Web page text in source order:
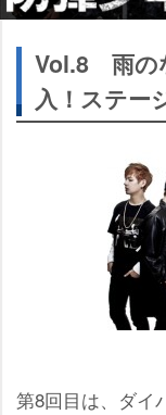
Vol.8 雨の
入！ステー
第8回目は、ダイ